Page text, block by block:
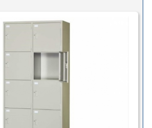
他社様サイトと比較して最良の方法で見
ーカー直送便＞
（車上荷台渡し ＊要お客様搬入・設
県のメーカー拠点より料金を算出致しま